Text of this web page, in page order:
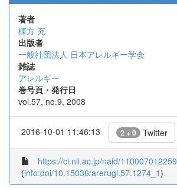
著者
棟方 充
出版者
一般社団法人 日本アレルギー学会
雑誌
アレルギー
巻号頁・発行日
vol.57, no.9, 2008
2016-10-01 11:46:13 2 + 0 Twitter
https://ci.nii.ac.jp/naid/110007012259
(info:doi/10.15036/arerugi.57.1274_1)